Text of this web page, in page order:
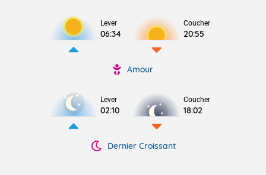
Lever
06:34
Coucher
20:55
Amour
Lever
02:10
Coucher
18:02
Dernier Croissant